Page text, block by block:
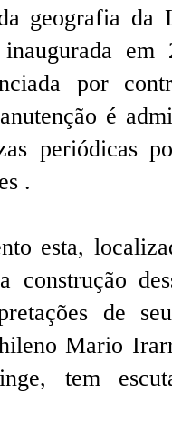
geografia da
em
por
é
periódicas
.
localizado
construção
de
Mario
tem